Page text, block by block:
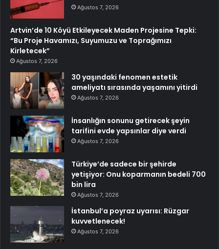
Ağustos 7, 2026
Artvin’de 10 Köyü Etkileyecek Maden Projesine Tepki:
“Bu Proje Havamızı, Suyumuzu ve Toprağımızı
Kirletecek”
Ağustos 7, 2026
30 yaşındaki fenomen estetik
ameliyatı sırasında yaşamını yitirdi
Ağustos 7, 2026
İnsanlığın sonunu getirecek şeyin
tarifini evde yapsınlar diye verdi
Ağustos 7, 2026
Türkiye’de sadece bir şehirde
yetişiyor: Onu koparmanın bedeli 700
bin lira
Ağustos 7, 2026
İstanbul’a poyraz uyarısı: Rüzgar
kuvvetlenecek!
Ağustos 7, 2026